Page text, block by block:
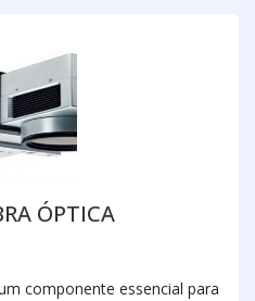
ÓPTICA
componente essencial para